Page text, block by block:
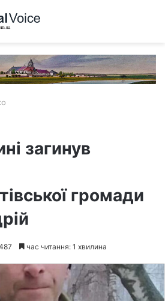
загинув
громади
час читання: 1 хвилина